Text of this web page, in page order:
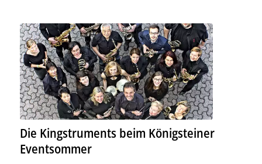
Die Kingstruments beim Königsteiner
Eventsommer